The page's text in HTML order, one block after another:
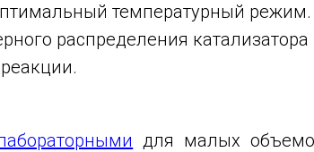
температурный режим.
распределения катализатора
для малых